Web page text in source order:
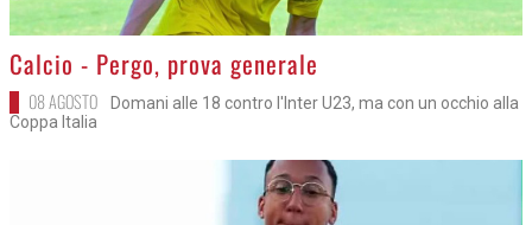
>
Calcio - Pergo, prova generale
08 AGOSTO
Domani alle 18 contro l'Inter U23, ma con un occhio alla
Coppa Italia